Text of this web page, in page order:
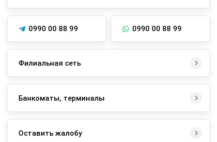
0990 00 88 99 0990 00 88 99
Филиальная сеть
Банкоматы, терминалы
Оставить жалобу